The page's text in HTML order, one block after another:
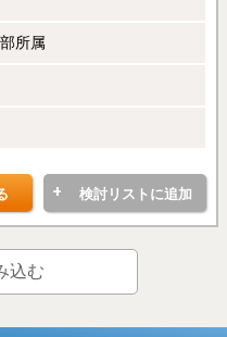
所属
検討リストに追加
込む